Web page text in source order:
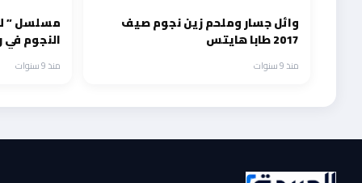
وائل جسار وملحم زين نجوم صيف
2017 طابا هايتس
منذ 9 سنوات
مسلسل ”
النجوم في
منذ 9 سنوات